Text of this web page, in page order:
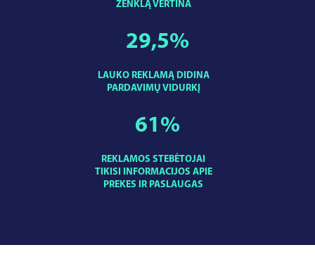
ŽENKLĄ VERTINA
LAUKO REKLAMĄ DIDINA
PARDAVIMŲ VIDURKĮ
29,5%
REKLAMOS STEBĖTOJAI
TIKISI INFORMACIJOS APIE
PREKES IR PASLAUGAS
61%